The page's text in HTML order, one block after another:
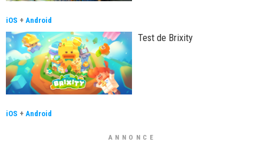
iOS + Android
Test de Brixity
iOS + Android
ANNONCE